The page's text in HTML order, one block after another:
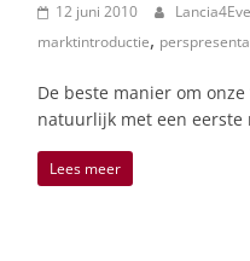
12 juni 2010
marktintroductie,
De beste manier om onze
natuurlijk met een eerste
Lees meer